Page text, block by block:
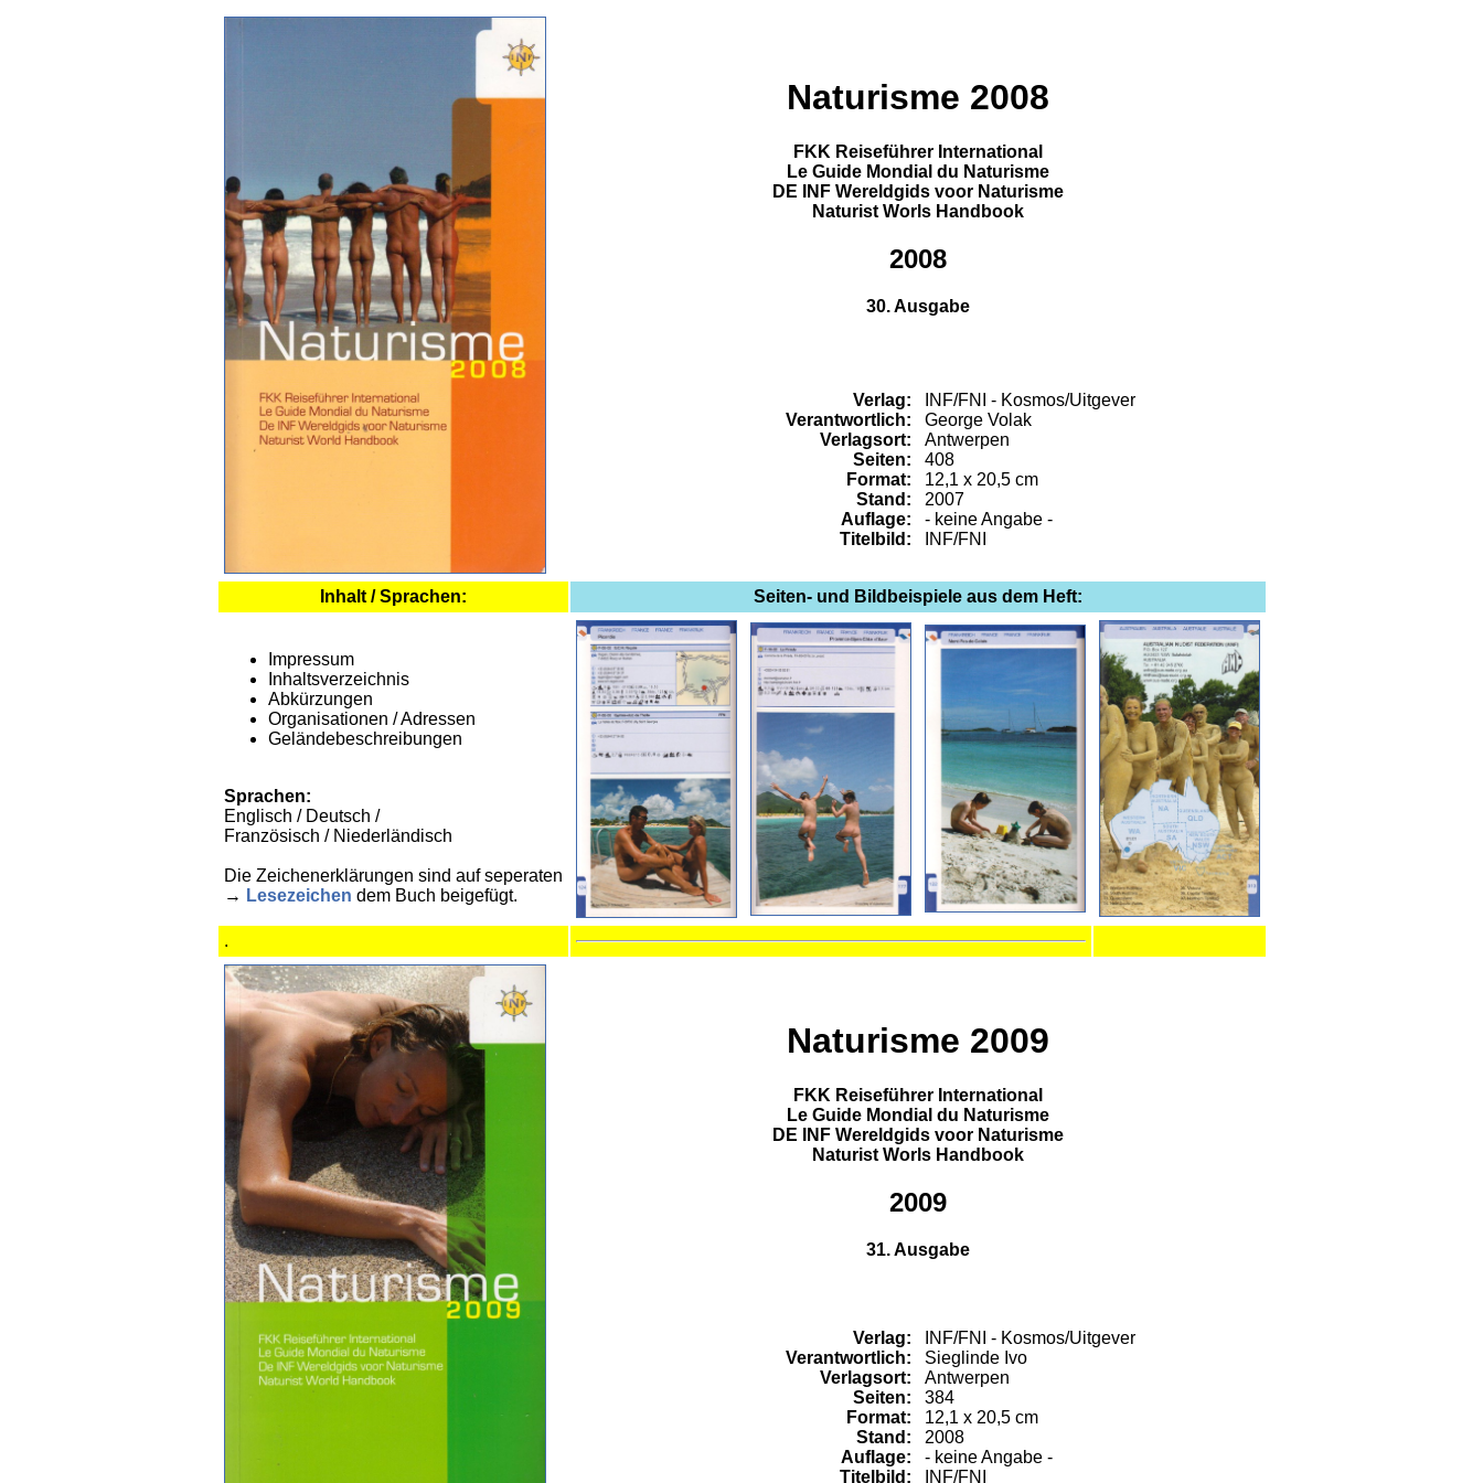
Naturisme 2008
FKK Reiseführer International
Le Guide Mondial du Naturisme
DE INF Wereldgids voor Naturisme
Naturist Worls Handbook
2008
30. Ausgabe
Verlag:
Verantwortlich:
Verlagsort:
Seiten:
Format:
Stand:
Auflage:
Titelbild:
INF/FNI - Kosmos/Uitgever
George Volak
Antwerpen
408
12,1 x 20,5 cm
2007
- keine Angabe -
INF/FNI
Inhalt / Sprachen: Seiten- und Bildbeispiele aus dem Heft:
Impressum
Inhaltsverzeichnis
Abkürzungen
Organisationen / Adressen
Geländebeschreibungen
Sprachen:
Englisch / Deutsch /
Französisch / Niederländisch
Die Zeichenerklärungen sind auf seperaten
→ Lesezeichen dem Buch beigefügt.
.
Naturisme 2009
FKK Reiseführer International
Le Guide Mondial du Naturisme
DE INF Wereldgids voor Naturisme
Naturist Worls Handbook
2009
31. Ausgabe
Verlag:
Verantwortlich:
Verlagsort:
Seiten:
Format:
Stand:
Auflage:
Titelbild:
INF/FNI - Kosmos/Uitgever
Sieglinde Ivo
Antwerpen
384
12,1 x 20,5 cm
2008
- keine Angabe -
INF/FNI